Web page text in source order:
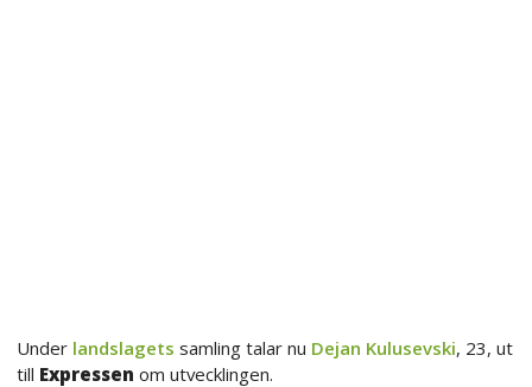
Under landslagets samling talar nu Dejan Kulusevski, 23, ut
till Expressen om utvecklingen.